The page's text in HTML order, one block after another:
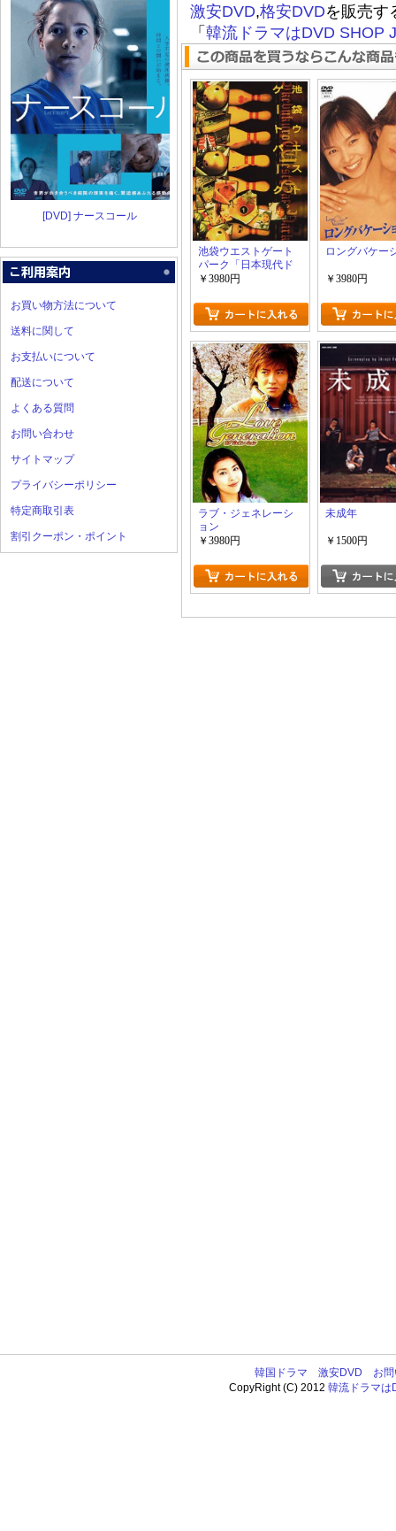
[DVD] ナースコール
お買い物方法について
送料に関して
お支払いについて
配送について
よくある質問
お問い合わせ
サイトマップ
プライバシーポリシー
特定商取引表
割引クーポン・ポイント
激安DVD,格安DVDを販売す
「 韓流ドラマはDVD SHOP
池袋ウエストゲート
パーク「日本現代ド
ラマ」
￥3980円
ロングバケー
￥3980円
ラブ・ジェネレーシ
ョン
￥3980円
未成年
￥1500円
韓国ドラマ 激安DVD
お
CopyRight (C) 2012韓流ドラマは